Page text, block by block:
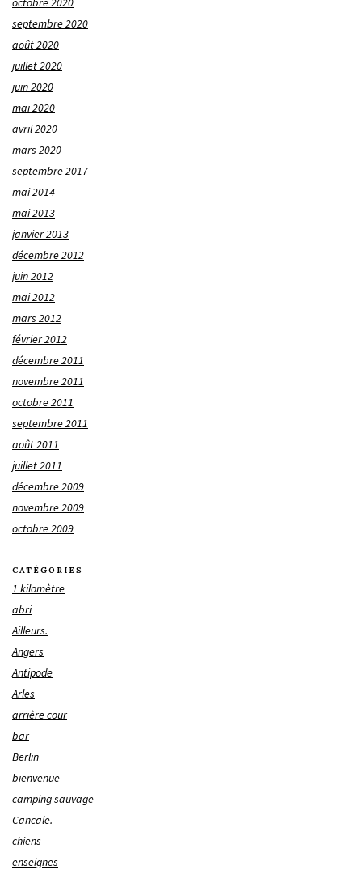
septembre 2020
août 2020
juillet 2020
juin 2020
mai 2020
avril 2020
mars 2020
septembre 2017
mai 2014
mai 2013
janvier 2013
décembre 2012
juin 2012
mai 2012
mars 2012
février 2012
décembre 2011
novembre 2011
octobre 2011
septembre 2011
août 2011
juillet 2011
décembre 2009
novembre 2009
octobre 2009
CATÉGORIES
1 kilomètre
abri
Ailleurs.
Angers
Antipode
Arles
arrière cour
bar
Berlin
bienvenue
camping sauvage
Cancale.
chiens
enseignes